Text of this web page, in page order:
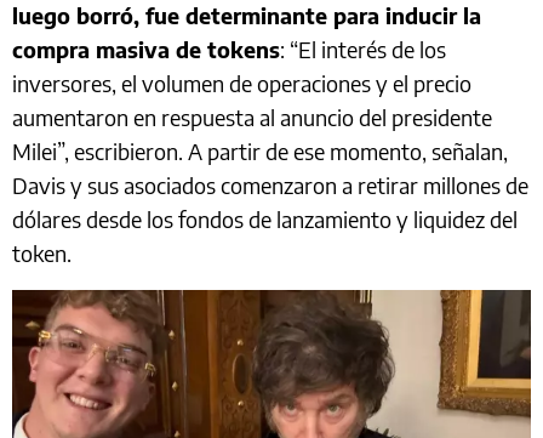
luego borró, fue determinante para inducir la
compra masiva de tokens: “El interés de los
inversores, el volumen de operaciones y el precio
aumentaron en respuesta al anuncio del presidente
Milei”, escribieron. A partir de ese momento, señalan,
Davis y sus asociados comenzaron a retirar millones de
dólares desde los fondos de lanzamiento y liquidez del
token.